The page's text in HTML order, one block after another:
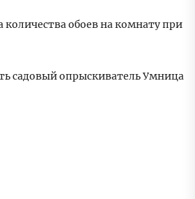
количества обоев на комнату при
садовый опрыскиватель Умница